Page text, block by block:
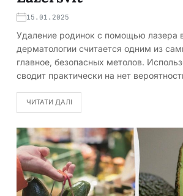
15.01.2025
Удаление родинок с помощью лазера
дерматологии считается одним из
главное, безопасных метолов.
сводит практически на нет
ЧИТАТИ ДАЛІ